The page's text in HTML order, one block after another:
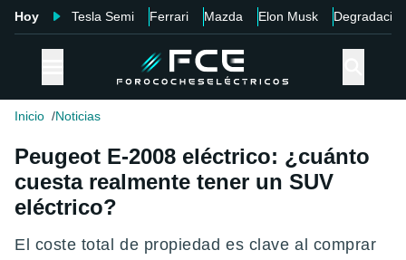
Hoy Tesla Semi Ferrari Mazda Elon Musk Degradación
Inicio Noticias
Peugeot E-2008 eléctrico: ¿cuánto
cuesta realmente tener un SUV
eléctrico?
El coste total de propiedad es clave al comprar